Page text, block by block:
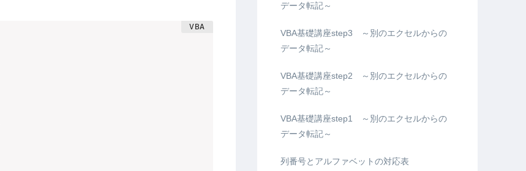
データ転記～
VBA基礎講座step3 ～別のエクセルからの
データ転記～
VBA基礎講座step2 ～別のエクセルからの
データ転記～
VBA基礎講座step1 ～別のエクセルからの
データ転記～
列番号とアルファベットの対応表